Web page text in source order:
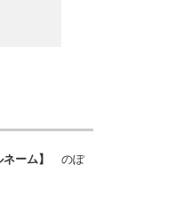
ーム】
のぽ